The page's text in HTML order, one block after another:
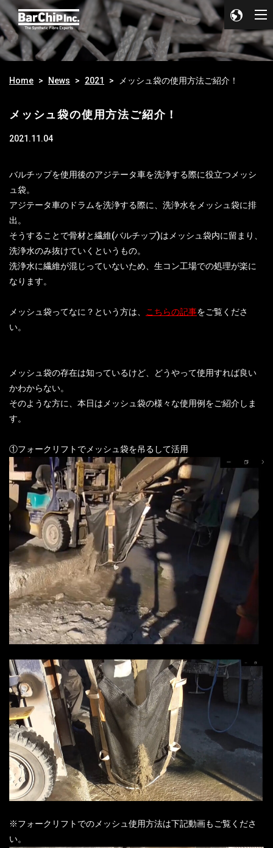
Home News 2021 メッシュ袋の使用方法ご紹介！
メッシュ袋の使用方法ご紹介！
2021.11.04
バルチップを使用後のアジテータ車を洗浄する際に役立つメッシ
ュ袋。
アジテータ車のドラムを洗浄する際に、洗浄水をメッシュ袋に排
出。
そうすることで骨材と繊維(バルチップ)はメッシュ袋内に留まり、
洗浄水のみ抜けていくというもの。
洗浄水に繊維が混じっていないため、生コン工場での処理が楽に
なります。
メッシュ袋ってなに？という方は、 こちらの記事をご覧くださ
い。
メッシュ袋の存在は知っているけど、どうやって使用すれば良い
かわからない。
そのような方に、本日はメッシュ袋の様々な使用例をご紹介しま
す。
①フォークリフトでメッシュ袋を吊るして活用
※フォークリフトでのメッシュ使用方法は下記動画もご覧くださ
い。